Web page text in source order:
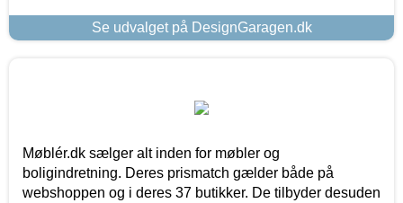
Se udvalget på DesignGaragen.dk
Møblér.dk sælger alt inden for møbler og
boligindretning. Deres prismatch gælder både på
webshoppen og i deres 37 butikker. De tilbyder desuden